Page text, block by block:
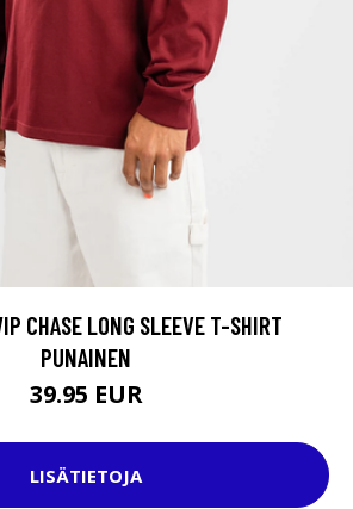
CHASE LONG SLEEVE T-SHIRT
PUNAINEN
39.95 EUR
LISÄTIETOJA